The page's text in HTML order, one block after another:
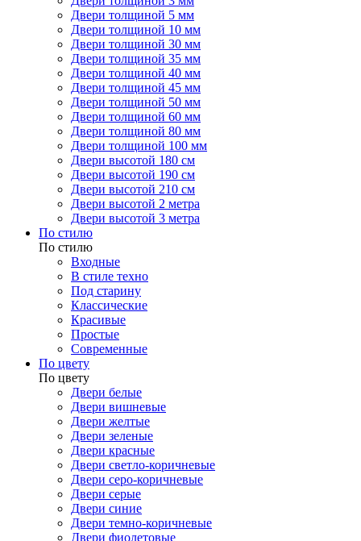
Двери толщиной 5 мм
Двери толщиной 10 мм
Двери толщиной 30 мм
Двери толщиной 35 мм
Двери толщиной 40 мм
Двери толщиной 45 мм
Двери толщиной 50 мм
Двери толщиной 60 мм
Двери толщиной 80 мм
Двери толщиной 100 мм
Двери высотой 180 см
Двери высотой 190 см
Двери высотой 210 см
Двери высотой 2 метра
Двери высотой 3 метра
По стилю
По стилю
Входные
В стиле техно
Под старину
Классические
Красивые
Простые
Современные
По цвету
По цвету
Двери белые
Двери вишневые
Двери желтые
Двери зеленые
Двери красные
Двери светло-коричневые
Двери серо-коричневые
Двери серые
Двери синие
Двери темно-коричневые
Двери фиолетовые